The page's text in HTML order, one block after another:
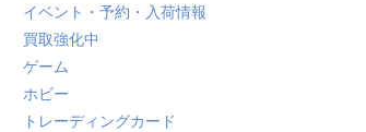
イベント・予約・入荷情報
買取強化中
ゲーム
ホビー
トレーディングカード